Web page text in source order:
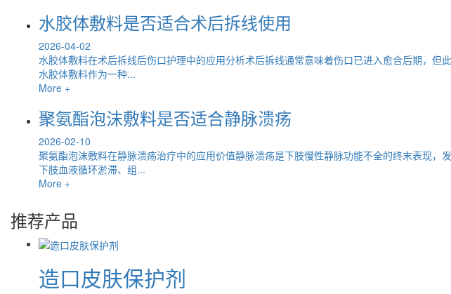
水胶体敷料是否适合术后拆线使用
2026-04-02
水胶体敷料在术后拆线后伤口护理中的应用分析术后拆线通常意味着伤口已进入愈合后期，
水胶体敷料作为一种...
More +
聚氨酯泡沫敷料是否适合静脉溃疡
2026-02-10
聚氨酯泡沫敷料在静脉溃疡治疗中的应用价值静脉溃疡是下肢慢性静脉功能不全的终末表现
下肢血液循环淤滞、组...
More +
推荐产品
造口皮肤保护剂